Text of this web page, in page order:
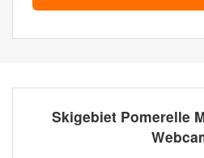
Skigebiet Pomerelle